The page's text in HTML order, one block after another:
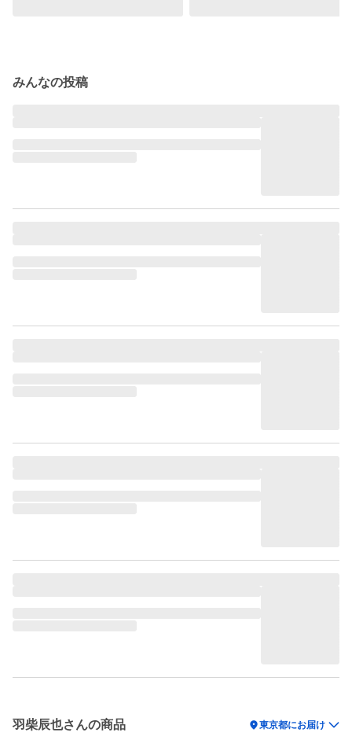
みんなの投稿
羽柴辰也さんの商品 location_on東京都にお届け